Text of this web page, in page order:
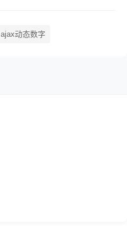
ajax动态数字